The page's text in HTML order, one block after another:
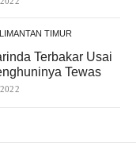
TIMUR
Terbakar Usai
Tewas